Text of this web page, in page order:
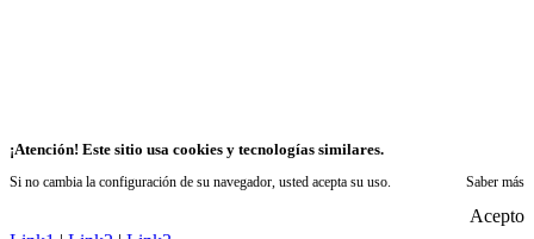
¡Atención! Este sitio usa cookies y tecnologías similares.
Si no cambia la configuración de su navegador, usted acepta su uso. Saber más
Acepto